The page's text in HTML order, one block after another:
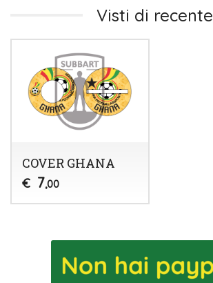
Visti di recente
COVER GHANA
€ 7,00